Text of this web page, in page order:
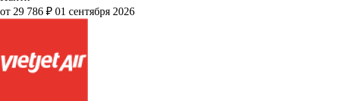
от 29 786 ₽ 01 сентября 2026